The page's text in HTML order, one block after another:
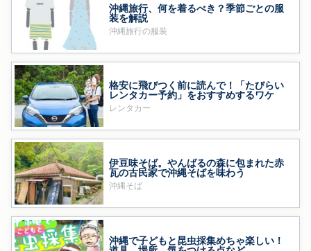
沖縄旅行、何を着るべき？季節ごとの服
装を解説
沖縄旅行の服装
格安に飛びつく前に読んで！「たびらい
レンタカー予約」をおすすめするワケ
レンタカー
伊豆味そば。やんばるの森に包まれた赤
瓦の古民家で沖縄そばを味わう
沖縄そば
沖縄で子どもと昆虫採集めちゃ楽しい！